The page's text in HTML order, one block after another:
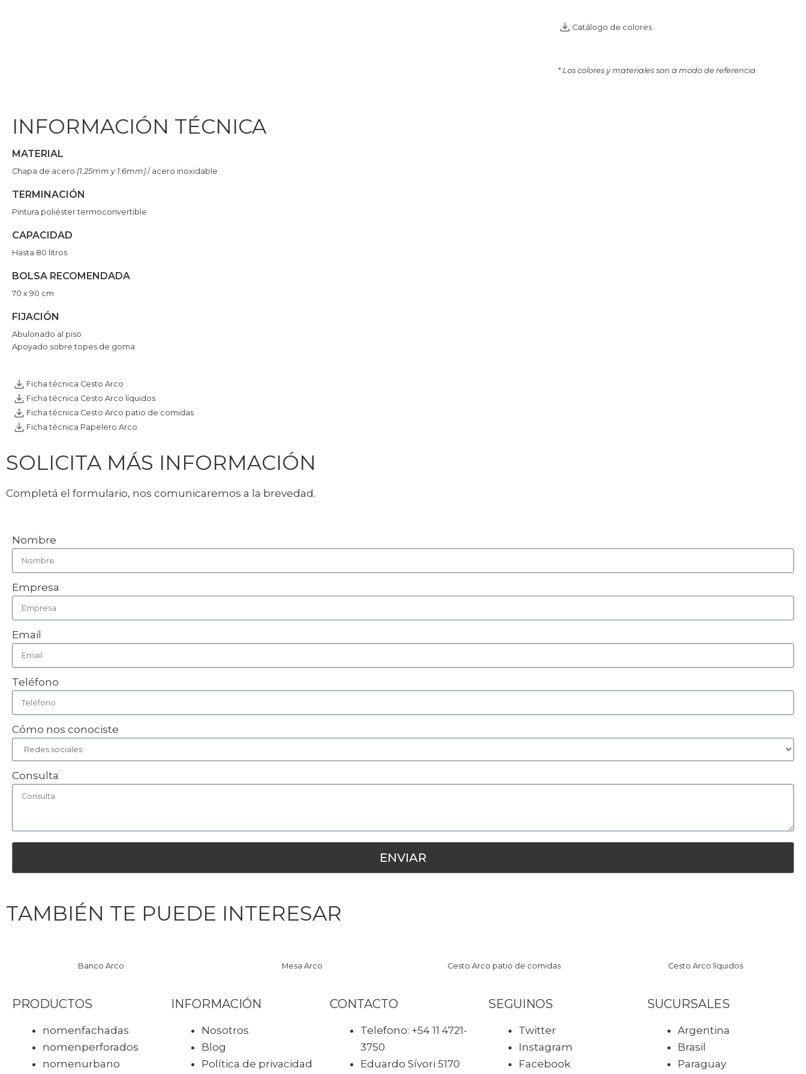
Catálogo de colores
* Los colores y materiales son a modo de referencia
INFORMACIÓN TÉCNICA
MATERIAL
Chapa de acero (1.25mm y 1.6mm) / acero inoxidable
TERMINACIÓN
Pintura poliéster termoconvertible
CAPACIDAD
Hasta 80 litros
BOLSA RECOMENDADA
70 x 90 cm
FIJACIÓN
Abulonado al piso
Apoyado sobre topes de goma
Ficha técnica Cesto Arco
Ficha técnica Cesto Arco líquidos
Ficha técnica Cesto Arco patio de comidas
Ficha técnica Papelero Arco
SOLICITA MÁS INFORMACIÓN
Completá el formulario, nos comunicaremos a la brevedad.
Nombre
Empresa
Email
Teléfono
Cómo nos conociste
Consulta
TAMBIÉN TE PUEDE INTERESAR
Banco Arco Mesa Arco Cesto Arco patio de comidas Cesto Arco líquidos
PRODUCTOS
nomenfachadas
nomenperforados
nomenurbano
INFORMACIÓN
Nosotros
Blog
Política de privacidad
CONTACTO
Telefono: +54 11 4721-
3750
Eduardo Sívori 5170
SEGUINOS
Twitter
Instagram
Facebook
SUCURSALES
Argentina
Brasil
Paraguay